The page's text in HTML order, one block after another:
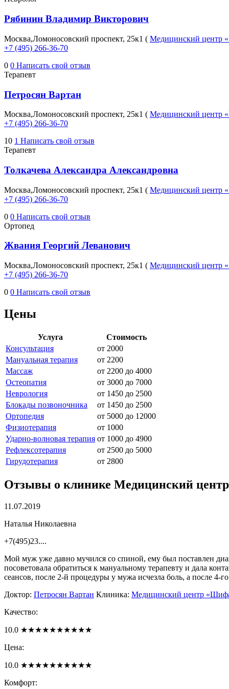
Рябинин Владимир Викторович
Москва,Ломоносовский проспект, 25к1 ( Медицинский центр
+7 (495) 266-36-70
0 0 Написать свой отзыв
Терапевт
Петросян Вартан
Москва,Ломоносовский проспект, 25к1 ( Медицинский центр
+7 (495) 266-36-70
10 1 Написать свой отзыв
Терапевт
Толкачева Александра Александровна
Москва,Ломоносовский проспект, 25к1 ( Медицинский центр
+7 (495) 266-36-70
0 0 Написать свой отзыв
Ортопед
Жвания Георгий Леванович
Москва,Ломоносовский проспект, 25к1 ( Медицинский центр
+7 (495) 266-36-70
0 0 Написать свой отзыв
Цены
Услуга
Стоимость
Консультация
от 2000
Мануальная терапия
от 2200
Массаж
от 2200 до 4000
Остеопатия
от 3000 до 7000
Неврология
от 1450 до 2500
Блокады позвоночника
от 1450 до 2500
Ортопедия
от 5000 до 12000
Физиотерапия
от 1000
Ударно-волновая терапия от 1000 до 4900
Рефлексотерапия
от 2500 до 5000
Гирудотерапия
от 2800
Отзывы о клинике Медицинский
11.07.2019
Наталья Николаевна
+7(495)23....
Мой муж уже давно мучился со спиной, ему был поставлен
посоветовала обратиться к мануальному терапевту и дала
сеансов, после 2-й процедуры у мужа исчезла боль, а после
Доктор: Петросян Вартан Клиника: Медицинский центр
Качество:
10.0 ★★★★★★★★★★
Цена:
10.0 ★★★★★★★★★★
Комфорт: